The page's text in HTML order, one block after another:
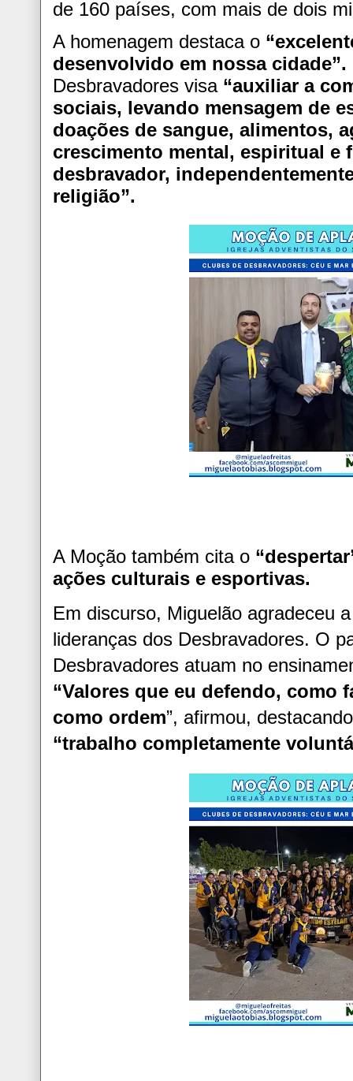
de 160 países, com mais de dois
A homenagem destaca o
desenvolvido em nossa cidade”.
Desbravadores visa “auxiliar a
sociais, levando mensagem de
doações de sangue, alimentos,
crescimento mental, espiritual e
desbravador,
religião”.
A Moção também cita o
ações culturais e esportivas.
Em discurso, Miguelão agradeceu
lideranças dos Desbravadores. O
Desbravadores atuam no
“Valores que eu defendo, como
como ordem”, afirmou,
“trabalho completamente